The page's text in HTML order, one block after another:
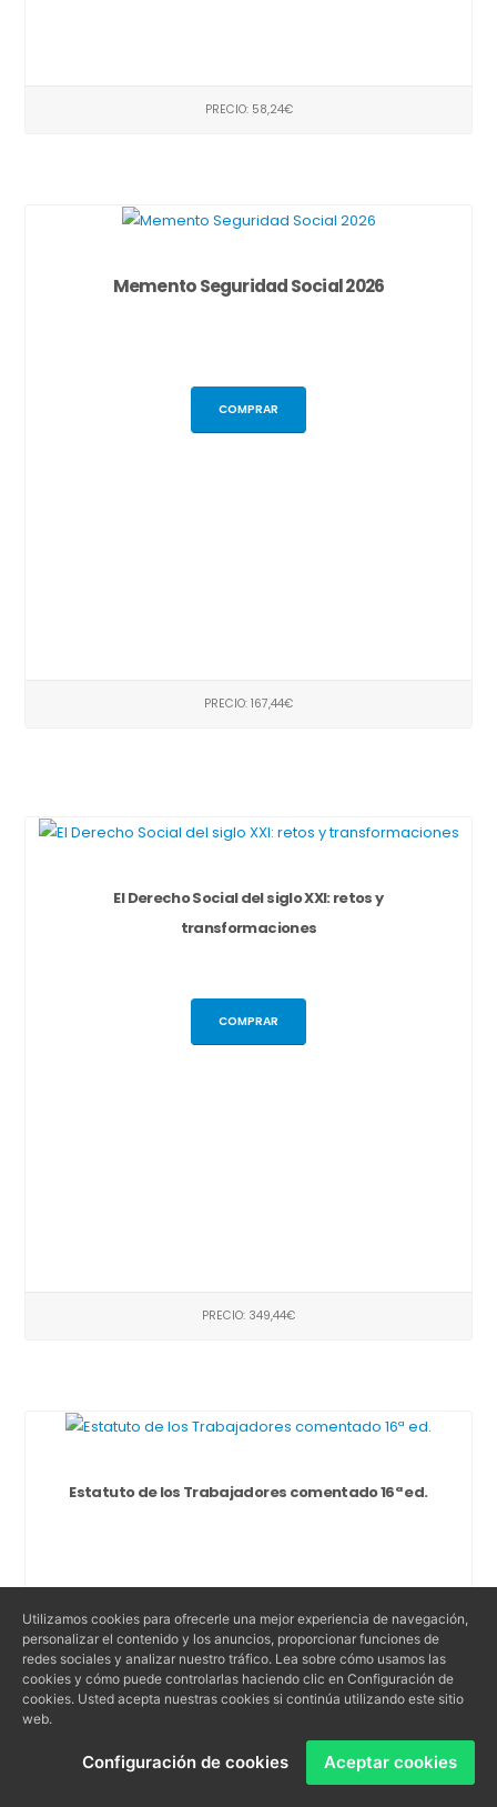
PRECIO: 58,24€
Memento Seguridad Social 2026
COMPRAR
PRECIO: 167,44€
El Derecho Social del siglo XXI: retos y
transformaciones
COMPRAR
PRECIO: 349,44€
Estatuto de los Trabajadores comentado 16ª ed.
COMPRAR
Utilizamos cookies para ofrecerle una mejor experiencia de navegación,
personalizar el contenido y los anuncios, proporcionar funciones de
redes sociales y analizar nuestro tráfico. Lea sobre cómo usamos las
cookies y cómo puede controlarlas haciendo clic en Configuración de
cookies. Usted acepta nuestras cookies si continúa utilizando este sitio
web.
Configuración de cookies Aceptar cookies